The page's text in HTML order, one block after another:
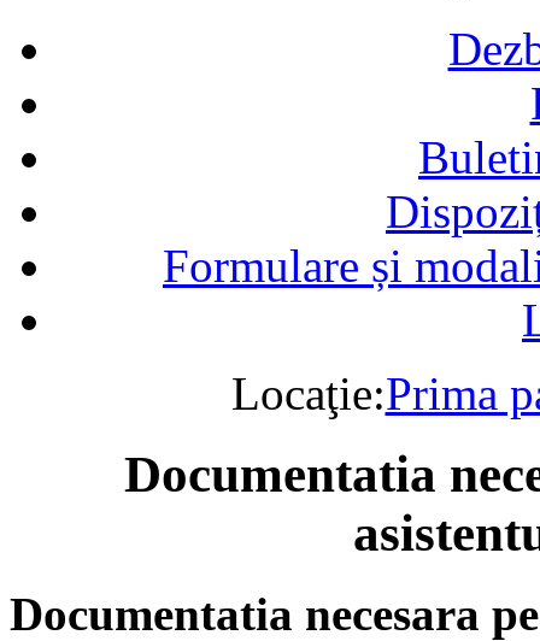
Formulare și
Locaţie:Prima
Documentatia
Documentatia necesara